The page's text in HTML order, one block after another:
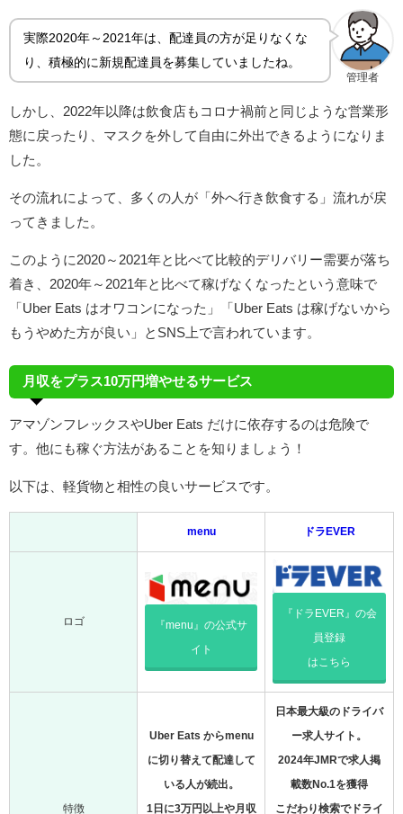
管理者
実際2020年～2021年は、配達員の方が足りなくな
り、積極的に新規配達員を募集していましたね。
しかし、2022年以降は飲食店もコロナ禍前と同じような営業形
態に戻ったり、マスクを外して自由に外出できるようになりま
した。
その流れによって、多くの人が「外へ行き飲食する」流れが戻
ってきました。
このように2020～2021年と比べて比較的デリバリー需要が落ち
着き、2020年～2021年と比べて稼げなくなったという意味で
「Uber Eats はオワコンになった」「Uber Eats は稼げないから
もうやめた方が良い」とSNS上で言われています。
月収をプラス10万円増やせるサービス
アマゾンフレックスやUber Eats だけに依存するのは危険で
す。他にも稼ぐ方法があることを知りましょう！
以下は、軽貨物と相性の良いサービスです。
menu ドラEVER
ロゴ 『menu』の公式サ
イト
『ドラEVER』の会
員登録
はこちら
特徴
Uber Eats からmenu
に切り替えて配達して
いる人が続出。
1日に3万円以上や月収
日本最大級のドライバ
ー求人サイト。
2024年JMRで求人掲
載数No.1を獲得
こだわり検索でドライ